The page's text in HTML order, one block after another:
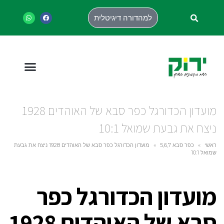
למהדורה דיגיטלית
מועדון הכדורגל כפר סבא של האוהדים 1928
ניצח את גבעת שמואל 10:1
ראשי » כפר סבא 5,6,7 »
מועדון הכדורגל כפר סבא של האוהדים 1928 ניצח את גבעת
שמואל 10:1
מועדון הכדורגל כפר